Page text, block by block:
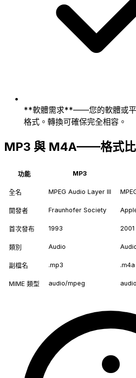
**軟體需求**——您的軟體或
格式。轉換可確保完全相容。
MP3 與 M4A——格式
功能 MP3
全名 MPEG Audio Layer III
開發者 Fraunhofer Society
首次發布 1993 2001
類別 Audio
副檔名 .mp3 .m4a
MIME 類型 audio/mpeg